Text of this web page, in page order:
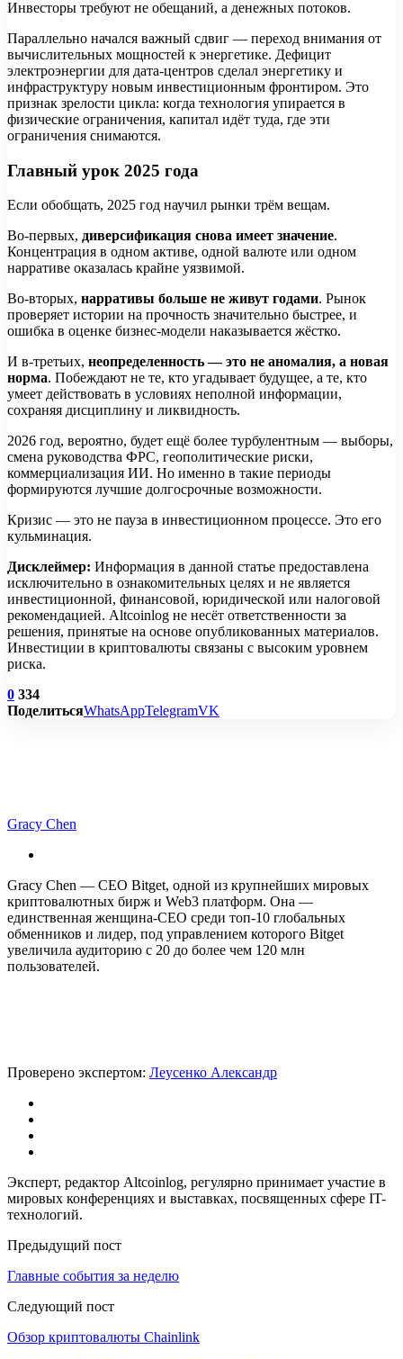
Инвесторы требуют не обещаний, а денежных потоков.
Параллельно начался важный сдвиг — переход внимания от
вычислительных мощностей к энергетике. Дефицит
электроэнергии для дата-центров сделал энергетику и
инфраструктуру новым инвестиционным фронтиром. Это
признак зрелости цикла: когда технология упирается в
физические ограничения, капитал идёт туда, где эти
ограничения снимаются.
Главный урок 2025 года
Если обобщать, 2025 год научил рынки трём вещам.
Во-первых, диверсификация снова имеет значение.
Концентрация в одном активе, одной валюте или одном
нарративе оказалась крайне уязвимой.
Во-вторых, нарративы больше не живут годами. Рынок
проверяет истории на прочность значительно быстрее, и
ошибка в оценке бизнес-модели наказывается жёстко.
И в-третьих, неопределенность — это не аномалия, а новая
норма. Побеждают не те, кто угадывает будущее, а те, кто
умеет действовать в условиях неполной информации,
сохраняя дисциплину и ликвидность.
2026 год, вероятно, будет ещё более турбулентным — выборы,
смена руководства ФРС, геополитические риски,
коммерциализация ИИ. Но именно в такие периоды
формируются лучшие долгосрочные возможности.
Кризис — это не пауза в инвестиционном процессе. Это его
кульминация.
Дисклеймер: Информация в данной статье предоставлена
исключительно в ознакомительных целях и не является
инвестиционной, финансовой, юридической или налоговой
рекомендацией. Altcoinlog не несёт ответственности за
решения, принятые на основе опубликованных материалов.
Инвестиции в криптовалюты связаны с высоким уровнем
риска.
0 334
ПоделитьсяWhatsAppTelegramVK
Gracy Chen
Gracy Chen — CEO Bitget, одной из крупнейших мировых
криптовалютных бирж и Web3 платформ. Она —
единственная женщина-CEO среди топ-10 глобальных
обменников и лидер, под управлением которого Bitget
увеличила аудиторию с 20 до более чем 120 млн
пользователей.
Проверено экспертом: Леусенко Александр
Эксперт, редактор Altcoinlog, регулярно принимает участие в
мировых конференциях и выставках, посвященных сфере IT-
технологий.
Предыдущий пост
Главные события за неделю
Следующий пост
Обзор криптовалюты Chainlink